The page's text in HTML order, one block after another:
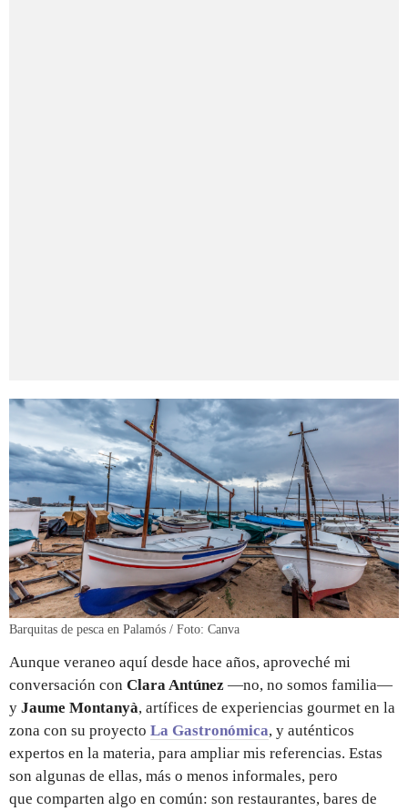
Barquitas de pesca en Palamós / Foto: Canva
Aunque veraneo aquí desde hace años, aproveché mi
conversación con Clara Antúnez —no, no somos familia—
y Jaume Montanyà, artífices de experiencias gourmet en la
zona con su proyecto La Gastronómica, y auténticos
expertos en la materia, para ampliar mis referencias. Estas
son algunas de ellas, más o menos informales, pero
que comparten algo en común: son restaurantes, bares de